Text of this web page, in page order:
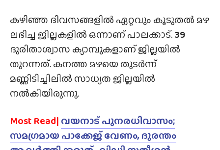
കഴിഞ്ഞ ദിവസങ്ങളിൽ ഏറ്റവും കൂടുതൽ മഴ
ലഭിച്ച ജില്ലകളിൽ ഒന്നാണ് പാലക്കാട്.39
ദുരിതാശ്വാസ ക്യാമ്പുകളാണ് ജില്ലയിൽ
തുറന്നത്. കനത്ത മഴയെ തുടർന്ന്
മണ്ണിടിച്ചിലിൽ സാധ്യത ജില്ലയിൽ
നൽകിയിരുന്നു.
Most Read| വയനാട് പുനരധിവാസം;
സമഗ്രമായ പാക്കേജ് വേണം, ദുരന്തം